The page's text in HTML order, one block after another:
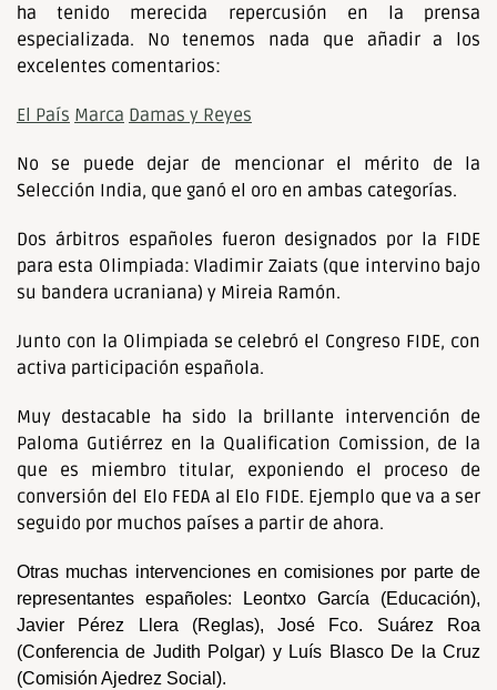
ha tenido merecida repercusión en la prensa
especializada. No tenemos nada que añadir a los
excelentes comentarios:
El País Marca Damas y Reyes
No se puede dejar de mencionar el mérito de la
Selección India, que ganó el oro en ambas categorías.
Dos árbitros españoles fueron designados por la FIDE
para esta Olimpiada: Vladimir Zaiats (que intervino bajo
su bandera ucraniana) y Mireia Ramón.
Junto con la Olimpiada se celebró el Congreso FIDE, con
activa participación española.
Muy destacable ha sido la brillante intervención de
Paloma Gutiérrez en la Qualification Comission, de la
que es miembro titular, exponiendo el proceso de
conversión del Elo FEDA al Elo FIDE. Ejemplo que va a ser
seguido por muchos países a partir de ahora.
Otras muchas intervenciones en comisiones por parte de
representantes españoles: Leontxo García (Educación),
Javier Pérez Llera (Reglas), José Fco. Suárez Roa
(Conferencia de Judith Polgar) y Luís Blasco De la Cruz
(Comisión Ajedrez Social).